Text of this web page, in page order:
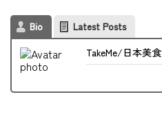
Bio Latest Posts
TakeMe/日本美食